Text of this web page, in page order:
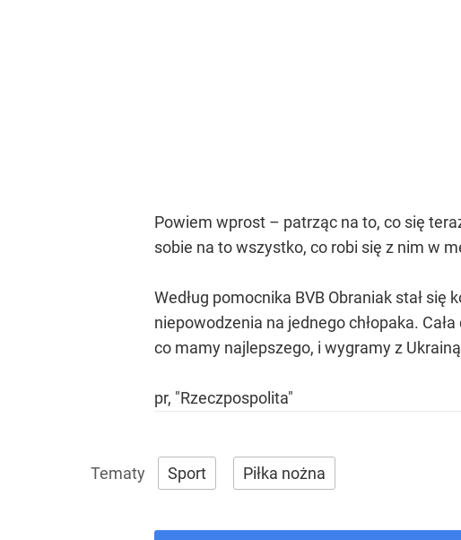
Powiem wprost – patrząc na to, co się
sobie na to wszystko, co robi się z nim w
Według pomocnika BVB Obraniak stał
niepowodzenia na jednego chłopaka.
co mamy najlepszego, i wygramy z
pr, "Rzeczpospolita"
Sport Piłka nożna